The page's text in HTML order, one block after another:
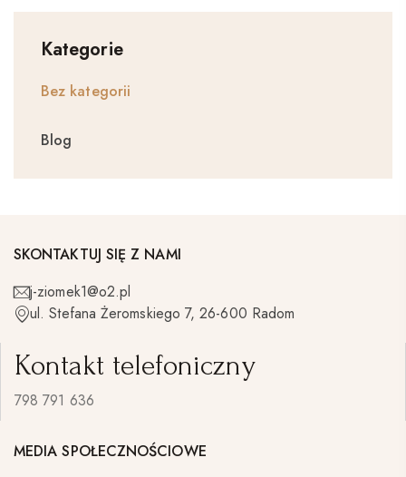
Kategorie
Bez kategorii
Blog
SKONTAKTUJ SIĘ Z NAMI
j-ziomek1@o2.pl
ul. Stefana Żeromskiego 7, 26-600 Radom
Kontakt telefoniczny
798 791 636
MEDIA SPOŁECZNOŚCIOWE